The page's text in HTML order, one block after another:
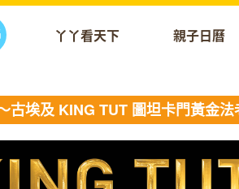
丫丫看天下 親子日曆
古埃及 KING TUT 圖坦卡門黃金法